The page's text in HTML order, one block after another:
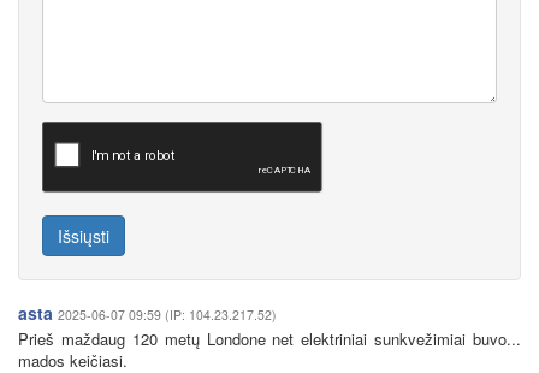
Išsiųsti
asta 2025-06-07 09:59 (IP: 104.23.217.52)
Prieš maždaug 120 metų Londone net elektriniai sunkvežimiai buvo...
mados keičiasi.